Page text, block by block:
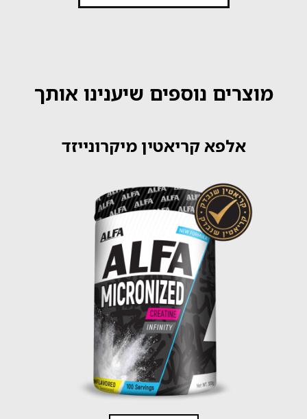
מוצרים נוספים שיענינו אותך
אלפא קריאטין מיקרונייזד